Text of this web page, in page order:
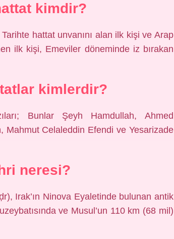
kimdir?
hattat unvanını alan ilk kişi ve Arap
ilk kişi, Emeviler döneminde iz bırakan
kimlerdir?
Bunlar Şeyh Hamdullah, Ahmed
Mahmut Celaleddin Efendi ve Yesarizade
neresi?
ve Musul’un 110 km (68 mil)